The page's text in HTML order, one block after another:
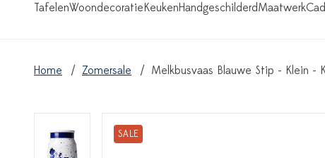
TafelenWoondecoratieKeukenHandgeschilderdMaatwerk
Home Zomersale Melkbusvaas Blauwe Stip - Klein -
SALE